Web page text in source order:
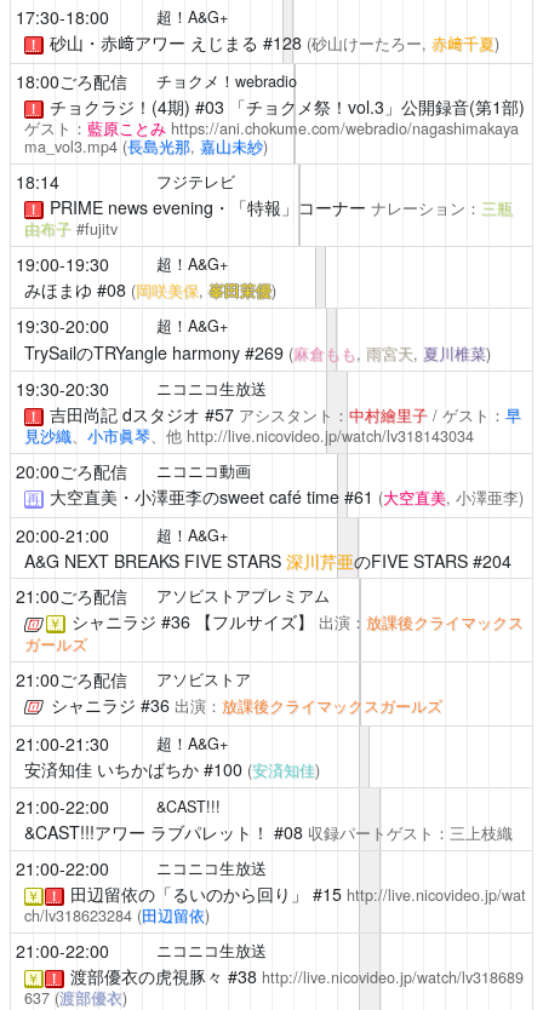
17:30-18:00 超！A&G+
！ 砂山・赤﨑アワー えじまる #128 (砂山けーたろー, 赤﨑千夏)
18:00ごろ配信 チョクメ！webradio
！ チョクラジ！(4期) #03 「チョクメ祭！vol.3」公開録音(第1部)
ゲスト： 藍原ことみ https://ani.chokume.com/webradio/nagashimakaya
ma_vol3.mp4 (長島光那, 嘉山未紗)
18:14 フジテレビ
！ PRIME news evening・「特報」コーナー ナレーション： 三瓶
由布子#fujitv
19:00-19:30 超！A&G+
みほまゆ #08 (岡咲美保,峯田茉優)
19:30-20:00 超！A&G+
TrySailのTRYangle harmony#269 (麻倉もも, 雨宮天, 夏川椎菜)
19:30-20:30 ニコニコ生放送
！ 吉田尚記 dスタジオ #57 アシスタント： 中村繪里子/ ゲスト： 早
見沙織、 小市眞琴、他 http://live.nicovideo.jp/watch/lv318143034
20:00ごろ配信 ニコニコ動画
再 大空直美・小澤亜李のsweet café time#61 (大空直美, 小澤亜李)
20:00-21:00 超！A&G+
A&G NEXT BREAKS FIVE STARS 深川芹亜のFIVE STARS #204
21:00ごろ配信
アソビストアプレミアム
￥ シャニラジ #36 【フルサイズ】 出演： 放課後クライマックス
ガールズ
21:00ごろ配信 アソビストア
シャニラジ #36 出演： 放課後クライマックスガールズ
21:00-21:30 超！A&G+
安済知佳 いちかばちか#100 (安済知佳)
21:00-22:00 &CAST!!!
&CAST!!!アワー ラブパレット！ #08 収録パートゲスト：三上枝織
21:00-22:00 ニコニコ生放送
￥ ！ 田辺留依の「るいのから回り」 #15 http://live.nicovideo.jp/wat
ch/lv318623284 (田辺留依)
21:00-22:00 ニコニコ生放送
￥ ！ 渡部優衣の虎視豚々 #38 http://live.nicovideo.jp/watch/lv318689
637 (渡部優衣)